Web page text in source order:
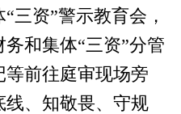
三资”警示教育会，
和集体“三资”分管
前往庭审现场旁
线、知敬畏、守规